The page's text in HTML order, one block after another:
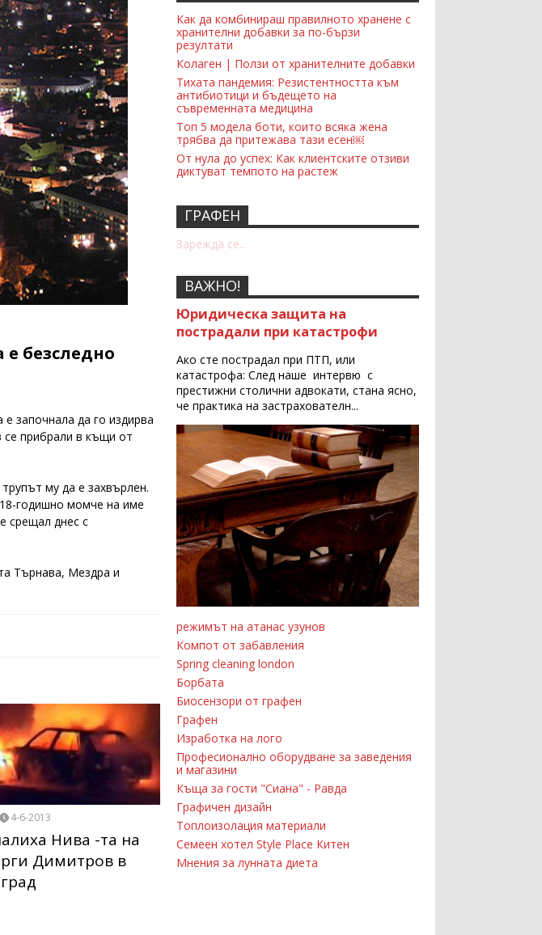
безследно
започнала да го издирва
прибрали в къщи от
му да е захвърлен.
годишно момче на име
срещал днес с
Търнава, Мездра и
4-6-2013
Нива -та на
Димитров в
Как да комбинираш правилното хранене с
хранителни добавки за по-бързи
резултати
Колаген | Ползи от хранителните добавки
Тихата пандемия: Резистентността към
антибиотици и бъдещето на
съвременната медицина
Топ 5 модела боти, които всяка жена
трябва да притежава тази есен￼
От нула до успех: Как клиентските отзиви
диктуват темпото на растеж
ГРАФЕН
Зарежда се...
ВАЖНО!
Юридическа защита на
пострадали при катастрофи
Ако сте пострадал при ПТП, или
катастрофа: След наше интервю с
престижни столични адвокати, стана ясно,
че практика на застрахователн...
режимът на атанас узунов
Компот от забавления
Spring cleaning london
Борбата
Биосензори от графен
Графен
Изработка на лого
Професионално оборудване за заведения
и магазини
Къща за гости "Сиана" - Равда
Графичен дизайн
Топлоизолация материали
Семеен хотел Style Place Китен
Мнения за лунната диета